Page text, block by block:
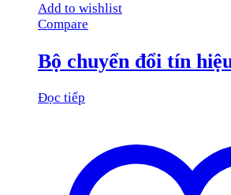
Add to wishlist
Compare
Bộ chuyển đổi tín
Đọc tiếp